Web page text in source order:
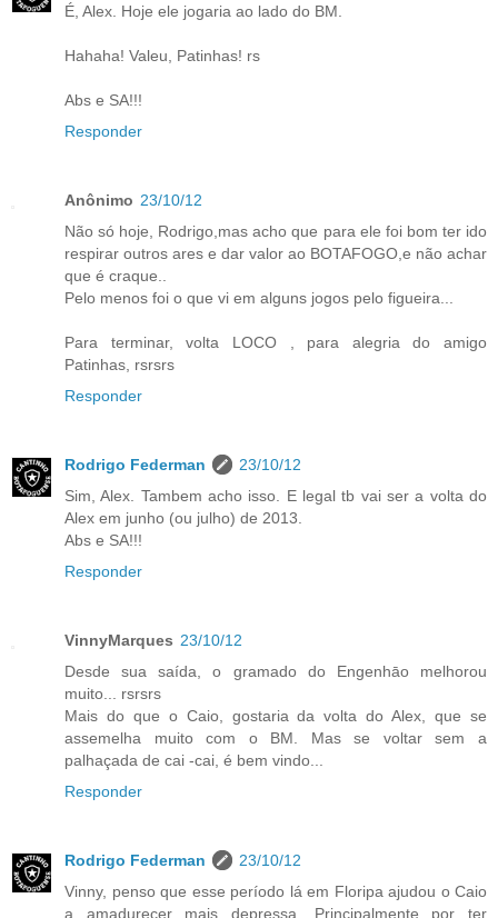
É, Alex. Hoje ele jogaria ao lado do BM.
Hahaha! Valeu, Patinhas! rs
Abs e SA!!!
Responder
Anônimo 23/10/12
Não só hoje, Rodrigo,mas acho que para ele foi bom ter ido
respirar outros ares e dar valor ao BOTAFOGO,e não achar
que é craque..
Pelo menos foi o que vi em alguns jogos pelo figueira...
Para terminar, volta LOCO , para alegria do amigo
Patinhas, rsrsrs
Responder
Rodrigo Federman
23/10/12
Sim, Alex. Tambem acho isso. E legal tb vai ser a volta do
Alex em junho (ou julho) de 2013.
Abs e SA!!!
Responder
VinnyMarques 23/10/12
Desde sua saída, o gramado do Engenhāo melhorou
muito... rsrsrs
Mais do que o Caio, gostaria da volta do Alex, que se
assemelha muito com o BM. Mas se voltar sem a
palhaçada de cai -cai, é bem vindo...
Responder
Rodrigo Federman
23/10/12
Vinny, penso que esse período lá em Floripa ajudou o Caio
a amadurecer mais depressa. Principalmente por ter